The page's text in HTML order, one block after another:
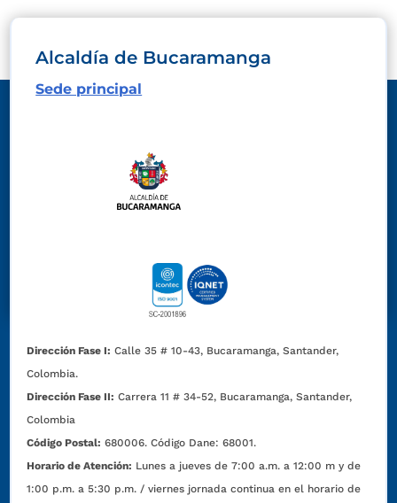
Alcaldía de Bucaramanga
Sede principal
Dirección Fase I: Calle 35 # 10-43, Bucaramanga, Santander,
Colombia.
Dirección Fase II: Carrera 11 # 34-52, Bucaramanga, Santander,
Colombia
Código Postal: 680006. Código Dane: 68001.
Horario de Atención: Lunes a jueves de 7:00 a.m. a 12:00 m y de
1:00 p.m. a 5:30 p.m. / viernes jornada continua en el horario de